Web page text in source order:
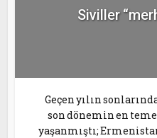
Siviller
Geçen yılın
son dönemin en
yaşanmıştı;